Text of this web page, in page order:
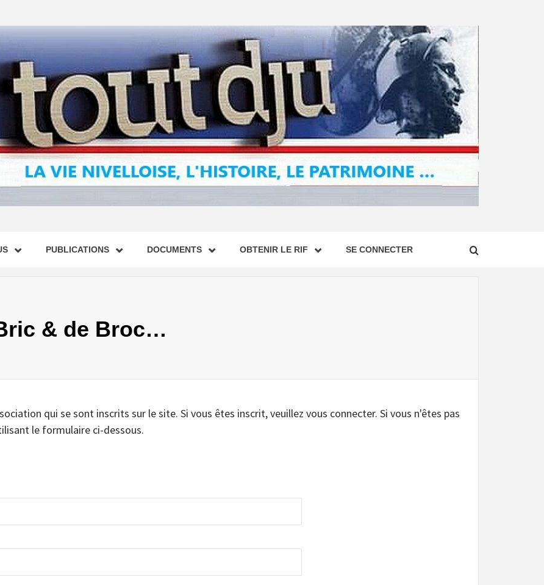
PUBLICATIONS DOCUMENTS OBTENIR LE RIF SE CONNECTER
& de Broc…
qui se sont inscrits sur le site. Si vous êtes inscrit, veuillez vous connecter. Si vous n'êtes pas
le formulaire ci-dessous.